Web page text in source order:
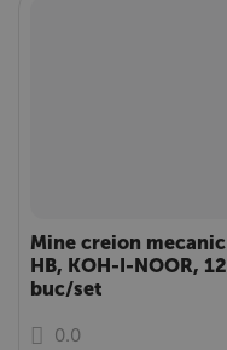
Mine creion mecanic
HB, KOH-I-NOOR, 12
buc/set
0.0